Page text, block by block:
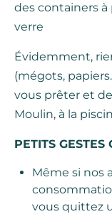
des containers
verre
Évidemment,
(mégots,
vous prêter et
Moulin, à la
PETITS
Même si nos
vous quittez